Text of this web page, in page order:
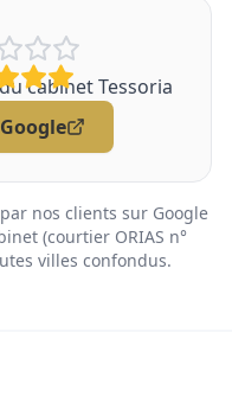
cabinet Tessoria
nos clients sur Google
(courtier ORIAS n°
villes confondus.